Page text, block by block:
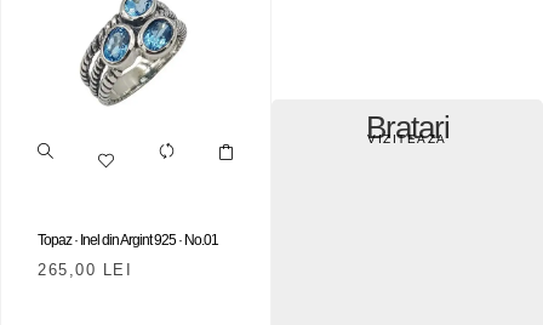
Topaz · Inel din Argint 925 · No.01
265,00 LEI
Bratari
VIZITEAZA